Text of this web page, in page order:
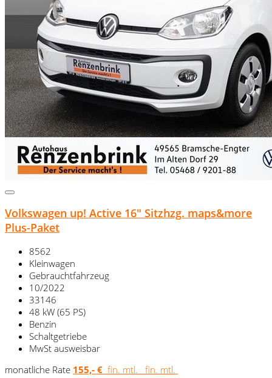
Volkswagen up! Active 16" Sitzhzg. maps&more
Plus-Paket
8562
Kleinwagen
Gebrauchtfahrzeug
10/2022
33146
48 kW (65 PS)
Benzin
Schaltgetriebe
MwSt ausweisbar
monatliche Rate 155,- € fin. mtl. fin. mtl.